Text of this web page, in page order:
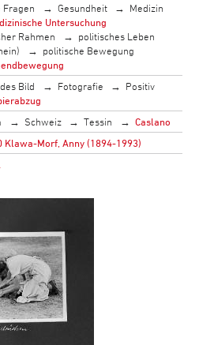
Fragen Gesundheit
Medizin
Untersuchung
Rahmen
politisches Leben
politische Bewegung
Bild Fotografie
Positiv
Schweiz Tessin
Caslano
Klawa-Morf, Anny (1894-1993)